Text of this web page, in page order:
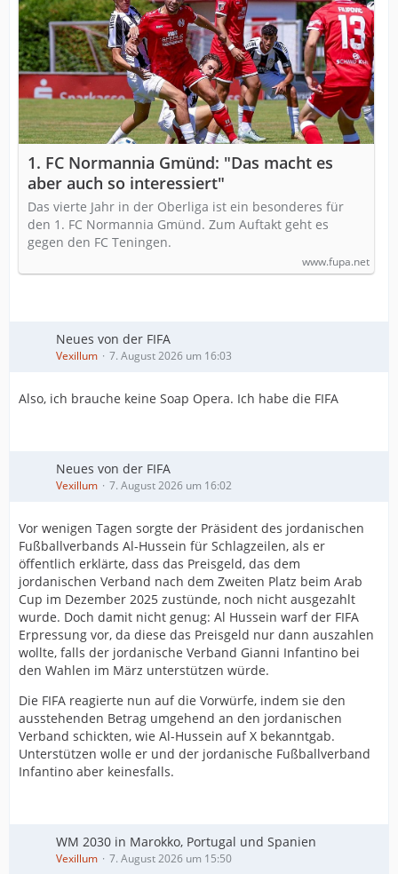
1. FC Normannia Gmünd: "Das macht es
aber auch so interessiert"
Das vierte Jahr in der Oberliga ist ein besonderes für
den 1. FC Normannia Gmünd. Zum Auftakt geht es
gegen den FC Teningen.
www.fupa.net
Neues von der FIFA
Vexillum 7. August 2026 um 16:03
Also, ich brauche keine Soap Opera. Ich habe die FIFA
Neues von der FIFA
Vexillum 7. August 2026 um 16:02
Vor wenigen Tagen sorgte der Präsident des jordanischen
Fußballverbands Al-Hussein für Schlagzeilen, als er
öffentlich erklärte, dass das Preisgeld, das dem
jordanischen Verband nach dem Zweiten Platz beim Arab
Cup im Dezember 2025 zustünde, noch nicht ausgezahlt
wurde. Doch damit nicht genug: Al Hussein warf der FIFA
Erpressung vor, da diese das Preisgeld nur dann auszahlen
wollte, falls der jordanische Verband Gianni Infantino bei
den Wahlen im März unterstützen würde.
Die FIFA reagierte nun auf die Vorwürfe, indem sie den
ausstehenden Betrag umgehend an den jordanischen
Verband schickten, wie Al-Hussein auf X bekanntgab.
Unterstützen wolle er und der jordanische Fußballverband
Infantino aber keinesfalls.
WM 2030 in Marokko, Portugal und Spanien
Vexillum 7. August 2026 um 15:50